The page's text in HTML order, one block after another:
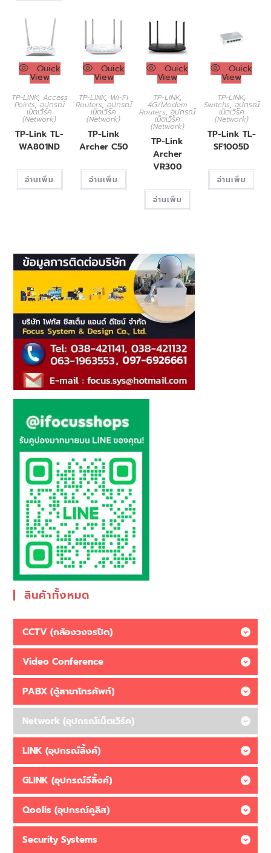
Quick
View
TP-LINK, Access
Points,อุปกรณ์
เน็ตเวิร์ค
(Network)
TP-Link TL-
WA801ND
อ่านเพิ่ม
Quick
View
TP-LINK, Wi-Fi
Routers,อุปกรณ์
เน็ตเวิร์ค
(Network)
TP-Link
Archer C50
อ่านเพิ่ม
Quick
View
TP-LINK,
4G/Modem
Routers,อุปกรณ์
เน็ตเวิร์ค
(Network)
TP-Link
Archer
VR300
อ่านเพิ่ม
Quick
View
TP-LINK,
Switchs, อุปกรณ์
เน็ตเวิร์ค
(Network)
TP-Link TL-
SF1005D
อ่านเพิ่ม
สินค้าทั้งหมด
CCTV (กล้องวงจรปิด)
Video Conference
PABX (ตู้สาขาโทรศัพท์)
Network (อุปกรณ์เน็ตเวิร์ค)
LINK (อุปกรณ์ลิ้งค์)
GLINK (อุปกรณ์จีลิ้งค์)
Qoolis (อุปกรณ์คูลิส)
Security Systems